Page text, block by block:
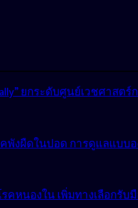
ยกระดับศูนย์เวชศาส
คพังผืดในปอด การดูแลแ
หนองใน เพิ่มทางเลือกรับ